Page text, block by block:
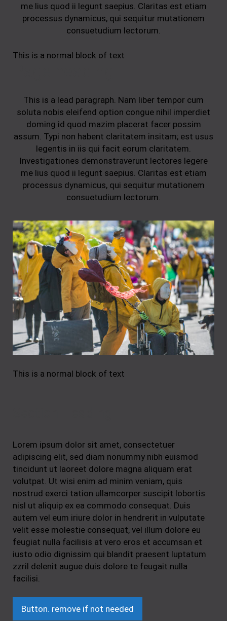
me lius quod ii legunt saepius. Claritas est etiam
processus dynamicus, qui sequitur mutationem
consuetudium lectorum.
This is a normal block of text
This is a lead paragraph. Nam liber tempor cum
soluta nobis eleifend option congue nihil imperdiet
doming id quod mazim placerat facer possim
assum. Typi non habent claritatem insitam; est usus
legentis in iis qui facit eorum claritatem.
Investigationes demonstraverunt lectores legere
me lius quod ii legunt saepius. Claritas est etiam
processus dynamicus, qui sequitur mutationem
consuetudium lectorum.
This is a normal block of text
Lorem ipsum dolor sit amet, consectetuer
adipiscing elit, sed diam nonummy nibh euismod
tincidunt ut laoreet dolore magna aliquam erat
volutpat. Ut wisi enim ad minim veniam, quis
nostrud exerci tation ullamcorper suscipit lobortis
nisl ut aliquip ex ea commodo consequat. Duis
autem vel eum iriure dolor in hendrerit in vulputate
velit esse molestie consequat, vel illum dolore eu
feugiat nulla facilisis at vero eros et accumsan et
iusto odio dignissim qui blandit praesent luptatum
zzril delenit augue duis dolore te feugait nulla
facilisi.
Button. remove if not needed